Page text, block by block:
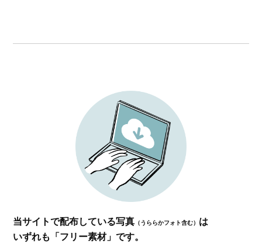
当サイトで配布している写真 （うららかフォト含む） は
いずれも「フリー素材」です。